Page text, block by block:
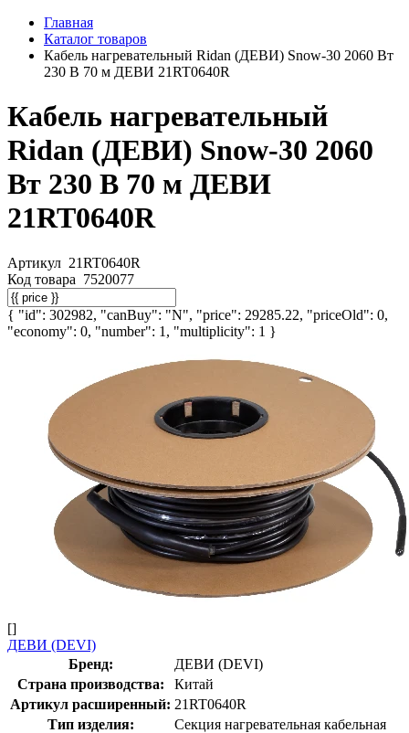
Главная
Каталог товаров
Кабель нагревательный Ridan (ДЕВИ) Snow-30 2060 Вт
230 В 70 м ДЕВИ 21RT0640R
Кабель нагревательный
Ridan (ДЕВИ) Snow-30 2060
Вт 230 В 70 м ДЕВИ
21RT0640R
Артикул 21RT0640R
Код товара 7520077
{ "id": 302982, "canBuy": "N", "price": 29285.22, "priceOld": 0,
"economy": 0, "number": 1, "multiplicity": 1 }
[]
ДЕВИ (DEVI)
Бренд:
ДЕВИ (DEVI)
Страна производства:
Китай
Артикул расширенный: 21RT0640R
Тип изделия:
Секция нагревательная кабельная